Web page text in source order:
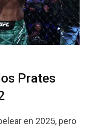
Prates
en 2025, pero